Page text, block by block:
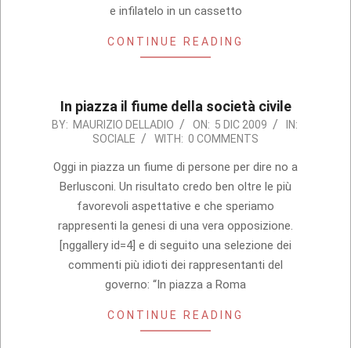
e infilatelo in un cassetto
CONTINUE READING
In piazza il fiume della società civile
2009-
05
BY: MAURIZIO DELLADIO ON: 5 DIC 2009
IN:
SOCIALE
WITH: 0 COMMENTS
Oggi in piazza un fiume di persone per dire no a
Berlusconi. Un risultato credo ben oltre le più
favorevoli aspettative e che speriamo
rappresenti la genesi di una vera opposizione.
[nggallery id=4] e di seguito una selezione dei
commenti più idioti dei rappresentanti del
governo: “In piazza a Roma
CONTINUE READING